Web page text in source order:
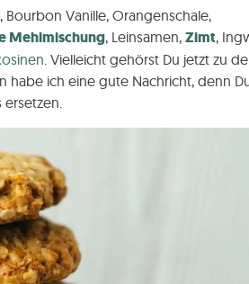
Vanille, Orangenschale,
Mehlmischung, Leinsamen, Zimt,
. Vielleicht gehörst Du jetzt zu
habe ich eine gute Nachricht, denn
ersetzen.